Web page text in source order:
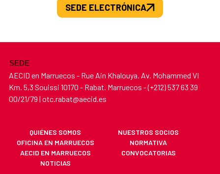
SEDE ELECTRÓNICA
SEDE
AECID en Marruecos - Rue Ain Khalouya. Av. Mohammed VI
Km. 5,3 Souissi 10170 - Rabat. Marruecos - (+212) 537 63 39
00/21/79 | otc.rabat@aecid.es
QUIÉNES SOMOS
NUESTROS SOCIOS
OFICINA EN MARRUECOS
NORMATIVA
AECID EN MARRUECOS
CONVOCATORIAS
NOTICIAS